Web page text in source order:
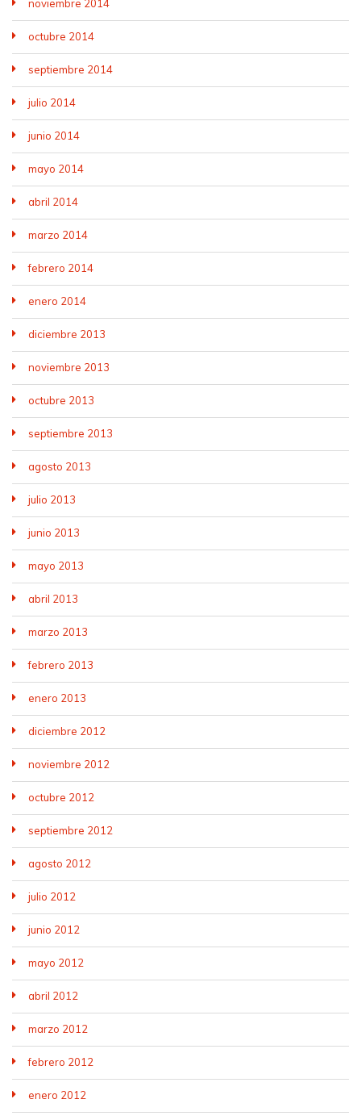
noviembre 2014
octubre 2014
septiembre 2014
julio 2014
junio 2014
mayo 2014
abril 2014
marzo 2014
febrero 2014
enero 2014
diciembre 2013
noviembre 2013
octubre 2013
septiembre 2013
agosto 2013
julio 2013
junio 2013
mayo 2013
abril 2013
marzo 2013
febrero 2013
enero 2013
diciembre 2012
noviembre 2012
octubre 2012
septiembre 2012
agosto 2012
julio 2012
junio 2012
mayo 2012
abril 2012
marzo 2012
febrero 2012
enero 2012